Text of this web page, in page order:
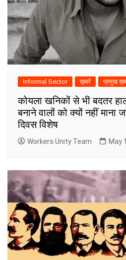
Informal Sector ख़बरें प्रमुख
कोयला खनिकों से भी बदतर
बनाने वालों को क्यों नहीं माना
दिवस विशेष
Workers Unity Team May